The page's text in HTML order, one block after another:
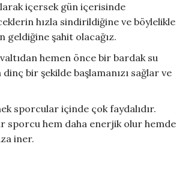
içersek gün içerisinde
hızla sindirildiğine ve böylelikle
geldiğine şahit olacağız.
hemen önce bir bardak su
bir şekilde başlamanızı sağlar ve
sporcular içinde çok faydalıdır.
sporcu hem daha enerjik olur hemde
iner.